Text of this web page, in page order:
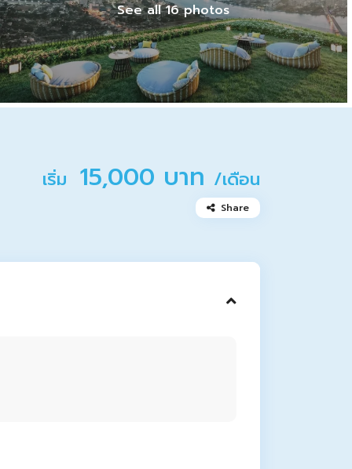
See all 16 photos
เริ่ม 15,000 บาท /เดือน
Share